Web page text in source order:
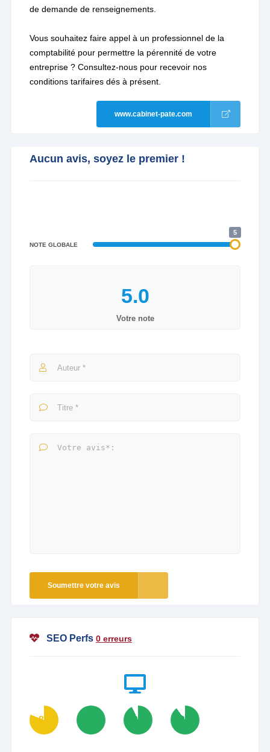
de demande de renseignements.
Vous souhaitez faire appel à un professionnel de la
comptabilité pour permettre la pérennité de votre
entreprise ? Consultez-nous pour recevoir nos
conditions tarifaires dés à présent.
www.cabinet-pate.com
Aucun avis, soyez le premier !
NOTE GLOBALE
5
Votre note
Soumettre votre avis
SEO Perfs 0 erreurs
81 93 90